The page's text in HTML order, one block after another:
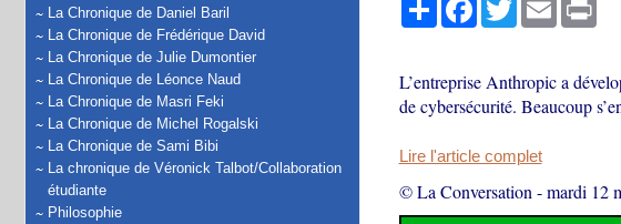
La Chronique de Daniel Baril
La Chronique de Frédérique David
La Chronique de Julie Dumontier
La Chronique de Léonce Naud
La Chronique de Masri Feki
La Chronique de Michel Rogalski
La Chronique de Sami Bibi
La chronique de Véronick Talbot/Collaboration
étudiante
Philosophie
L’entreprise Anthropic a
de cybersécurité. Beaucoup
Lire l'article complet
© La Conversation -mardi 12